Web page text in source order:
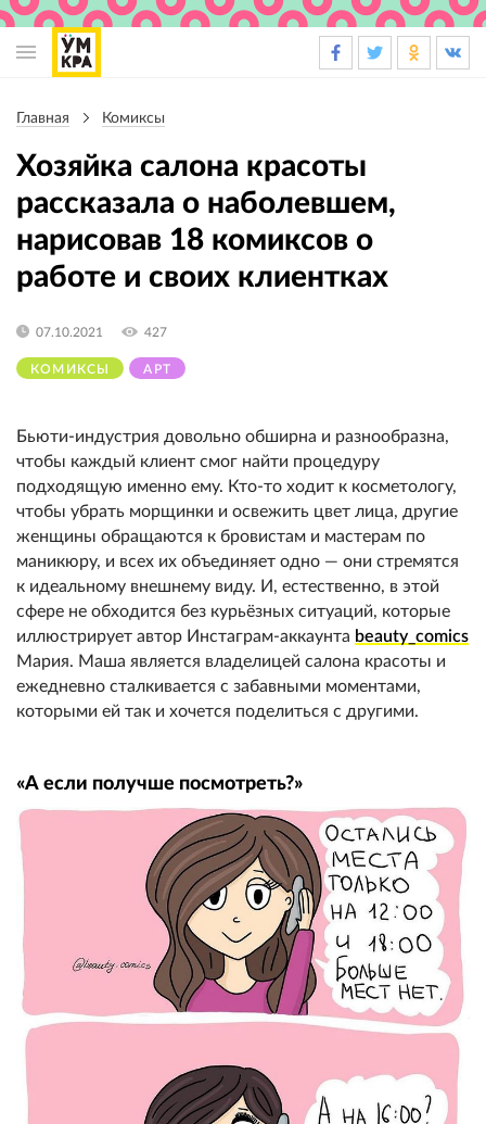
навигации
Главная Комиксы
Хозяйка салона красоты
рассказала о наболевшем,
нарисовав 18 комиксов о
работе и своих клиентках
КОМИКСЫ АРТ
07.10.2021 427
Бьюти-индустрия довольно обширна и разнообразна,
чтобы каждый клиент смог найти процедуру
подходящую именно ему. Кто-то ходит к косметологу,
чтобы убрать морщинки и освежить цвет лица, другие
женщины обращаются к бровистам и мастерам по
маникюру, и всех их объединяет одно — они стремятся
к идеальному внешнему виду. И, естественно, в этой
сфере не обходится без курьёзных ситуаций, которые
иллюстрирует автор Инстаграм-аккаунта beauty_comics
Мария. Маша является владелицей салона красоты и
ежедневно сталкивается с забавными моментами,
которыми ей так и хочется поделиться с другими.
«А если получше посмотреть?»